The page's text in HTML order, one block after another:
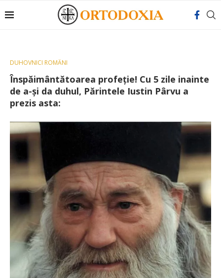
DUHOVNICI ROMÂNI
Înspăimântătoarea profeţie! Cu 5 zile inainte
de a-şi da duhul, Părintele Iustin Pârvu a
prezis asta: